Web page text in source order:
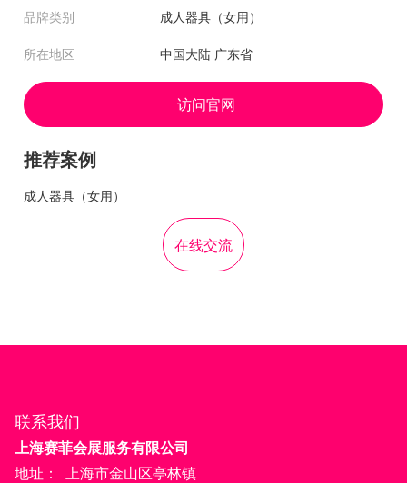
品牌类别
成人器具（女用）
所在地区 中国大陆 广东省
访问官网
推荐案例
成人器具（女用）
在线交流
联系我们
上海赛菲会展服务有限公司
地址：
上海市金山区亭林镇